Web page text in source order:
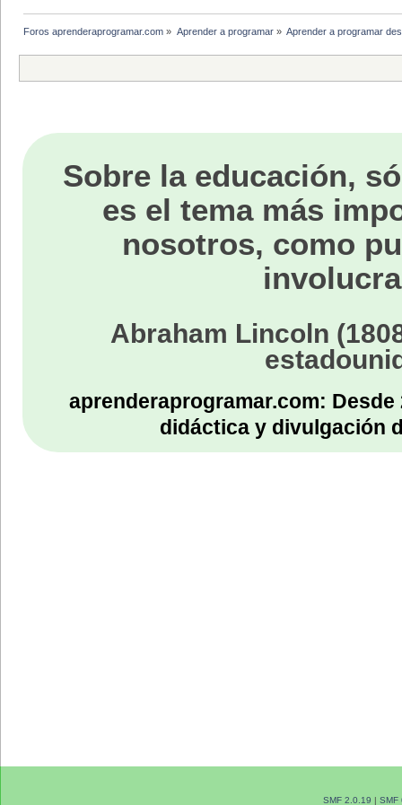
Foros aprenderaprogramar.com » Aprender a programar» Aprender a programar
Sobre la educación,
es el tema más
nosotros, como
Abraham Lincoln
aprenderaprogramar.com:
didáctica y divulgación
SMF 2.0.19 | SMF